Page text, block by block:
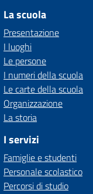
La scuola
Presentazione
I luoghi
Le persone
I numeri della scuola
Le carte della scuola
Organizzazione
La storia
I servizi
Famiglie e studenti
Personale scolastico
Percorsi di studio